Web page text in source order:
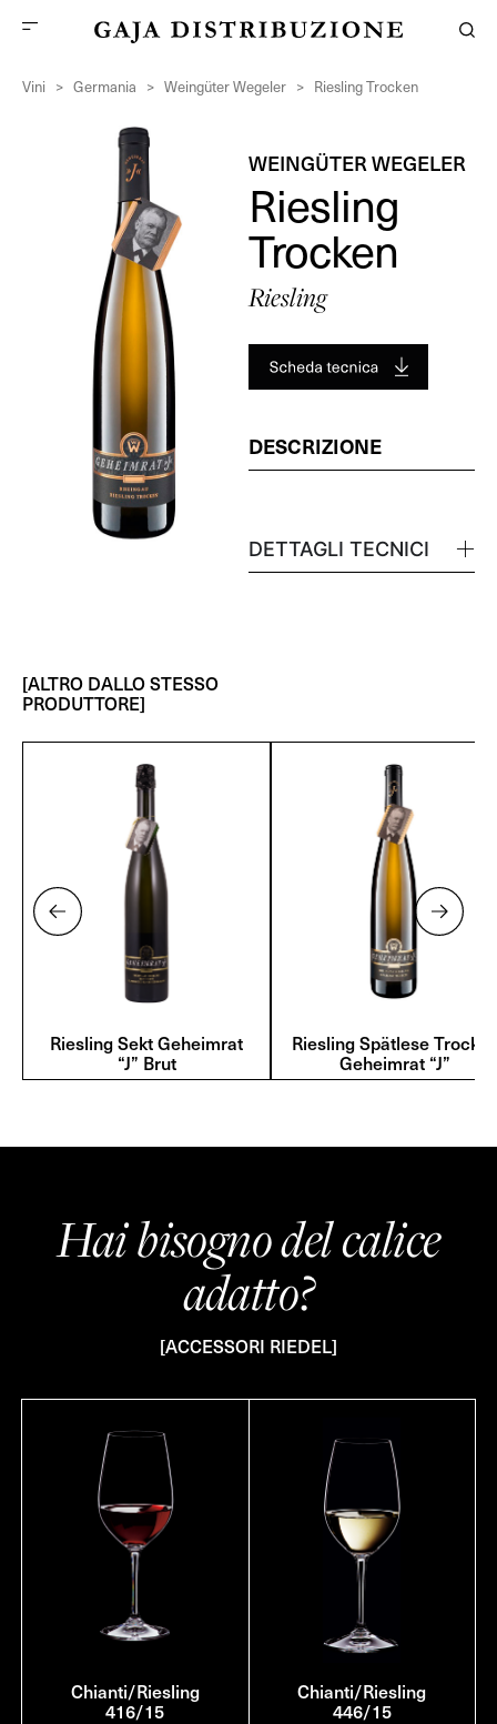
Vini > Germania > Weingüter Wegeler > Riesling Trocken
WEINGÜTER WEGELER
Riesling
Trocken
Riesling
DESCRIZIONE
DETTAGLI TECNICI
[ALTRO DALLO STESSO
PRODUTTORE]
Riesling Sekt Geheimrat
“J” Brut
Riesling Spätlese
Geheimrat “J”
Hai bisogno del calice
adatto?
[ACCESSORI RIEDEL]
Chianti/Riesling
416/15
Chianti/Riesling
446/15